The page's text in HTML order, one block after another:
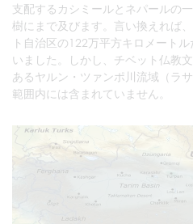
支配するカシミールとネパールの
樹にまで及びます。言い換えれば
ト自治区の122万平方キロメート
いました。しかし、チベット仏教
あるヤルン・ツァンポ川流域（ラ
範囲内には含まれていません。